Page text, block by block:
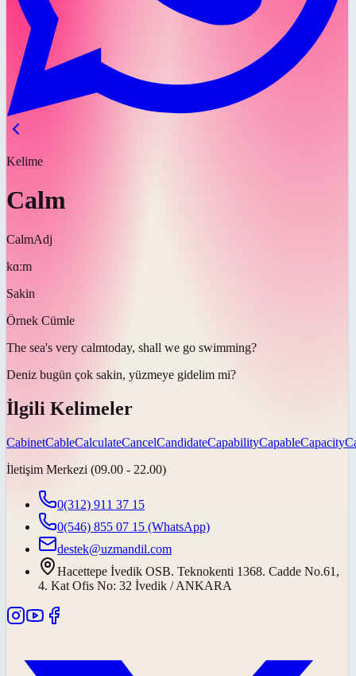
Kelime
Calm
CalmAdj
kɑːm
Sakin
Örnek Cümle
The sea's very calmtoday, shall we go swimming?
Deniz bugün çok sakin, yüzmeye gidelim mi?
İlgili Kelimeler
CabinetCableCalculateCancelCandidateCapabilityCapableCapacity
İletişim Merkezi (09.00 - 22.00)
0(312) 911 37 15
0(546) 855 07 15 (WhatsApp)
destek@uzmandil.com
Hacettepe İvedik OSB. Teknokenti 1368. Cadde No.61,
4. Kat Ofis No: 32 İvedik / ANKARA